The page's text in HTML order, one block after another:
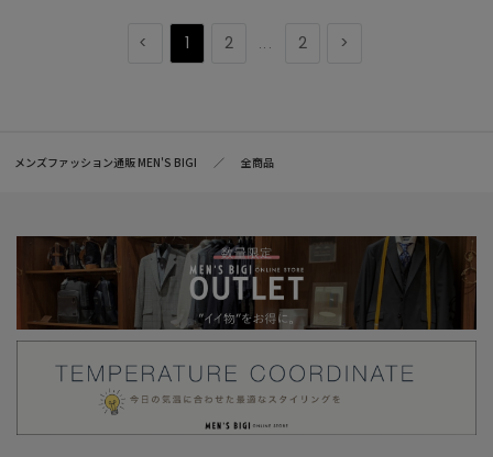
1 2 ... 2
メンズファッション通販 MEN'S BIGI 全商品